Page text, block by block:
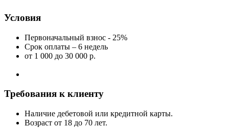
Условия
Первоначальный взнос - 25%
Срок оплаты – 6 недель
от 1 000 до 30 000 р.
Требования к клиенту
Наличие дебетовой или кредитной карты.
Возраст от 18 до 70 лет.